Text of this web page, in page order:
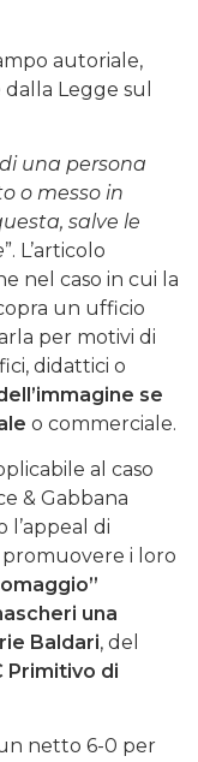
autoriale,
Legge sul
una persona
o messo in
salve le
”. L’articolo
nel caso in cui la
un ufficio
per motivi di
didattici o
se
o commerciale.
al caso
& Gabbana
di
promuovere i loro
una
Baldari, del
Primitivo di
netto 6-0 per